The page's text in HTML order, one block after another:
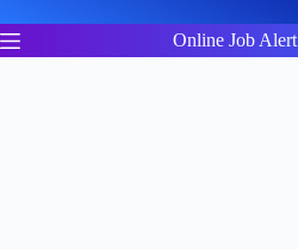
to
content
Online Job Alert